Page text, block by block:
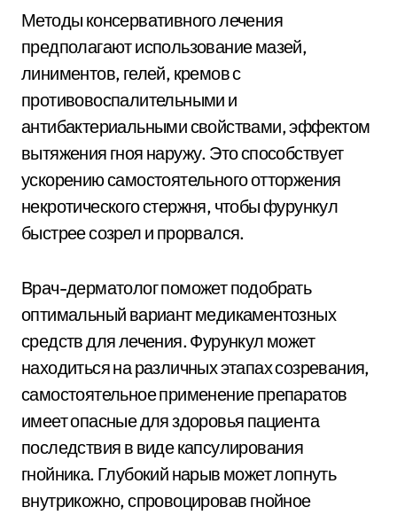
Методы консервативного лечения
предполагают использование мазей,
линиментов, гелей, кремов с
противовоспалительными и
антибактериальными свойствами, эффектом
вытяжения гноя наружу. Это способствует
ускорению самостоятельного отторжения
некротического стержня, чтобы фурункул
быстрее созрел и прорвался.
Врач-дерматолог поможет подобрать
оптимальный вариант медикаментозных
средств для лечения. Фурункул может
находиться на различных этапах созревания,
самостоятельное применение препаратов
имеет опасные для здоровья пациента
последствия в виде капсулирования
гнойника. Глубокий нарыв может лопнуть
внутрикожно, спровоцировав гнойное